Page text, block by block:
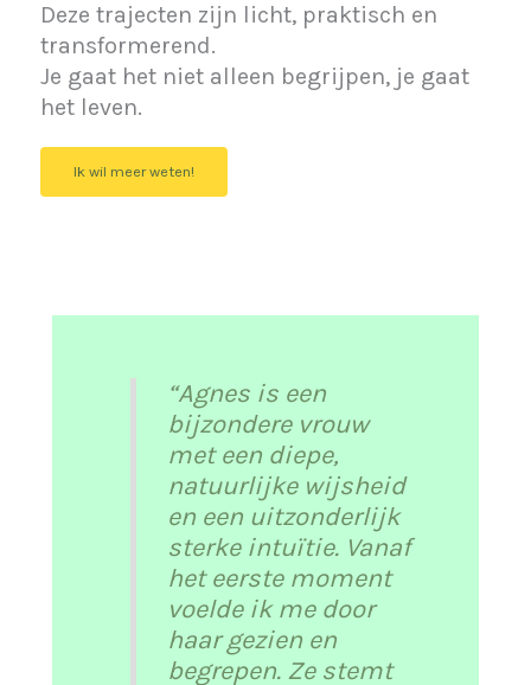
Deze trajecten zijn licht, praktisch en
transformerend.
Je gaat het niet alleen begrijpen, je gaat
het leven.
Ik wil meer weten!
“Agnes is een
bijzondere vrouw
met een diepe,
natuurlijke wijsheid
en een uitzonderlijk
sterke intuïtie. Vanaf
het eerste moment
voelde ik me door
haar gezien en
begrepen. Ze stemt